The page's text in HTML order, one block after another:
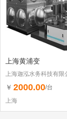
上海黄浦变
上海迦泓水务科技有限
￥ 2000.00/台
上海